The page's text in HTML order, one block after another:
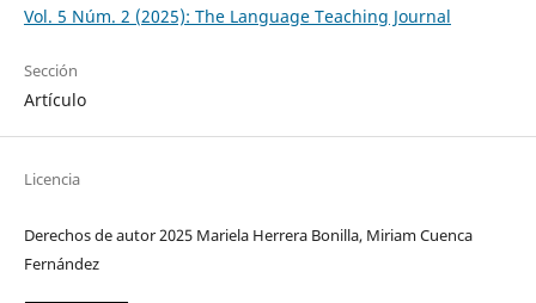
Vol. 5 Núm. 2 (2025): The Language Teaching Journal
Sección
Artículo
Licencia
Derechos de autor 2025 Mariela Herrera Bonilla, Miriam Cuenca
Fernández